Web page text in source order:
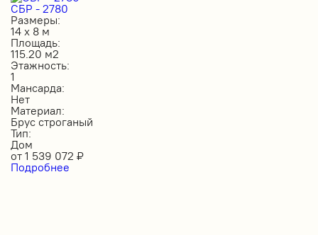
СБР - 2780
Размеры:
14 х 8 м
Площадь:
115.20 м2
Этажность:
1
Мансарда:
Нет
Материал:
Брус строганый
Тип:
Дом
от 1 539 072 ₽
Подробнее